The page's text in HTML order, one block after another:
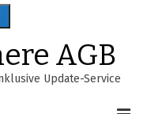
AGB
Update-Service